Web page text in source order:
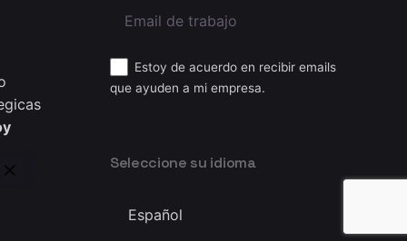
Estoy de acuerdo en recibir emails
que ayuden a mi empresa.
Seleccione su idioma